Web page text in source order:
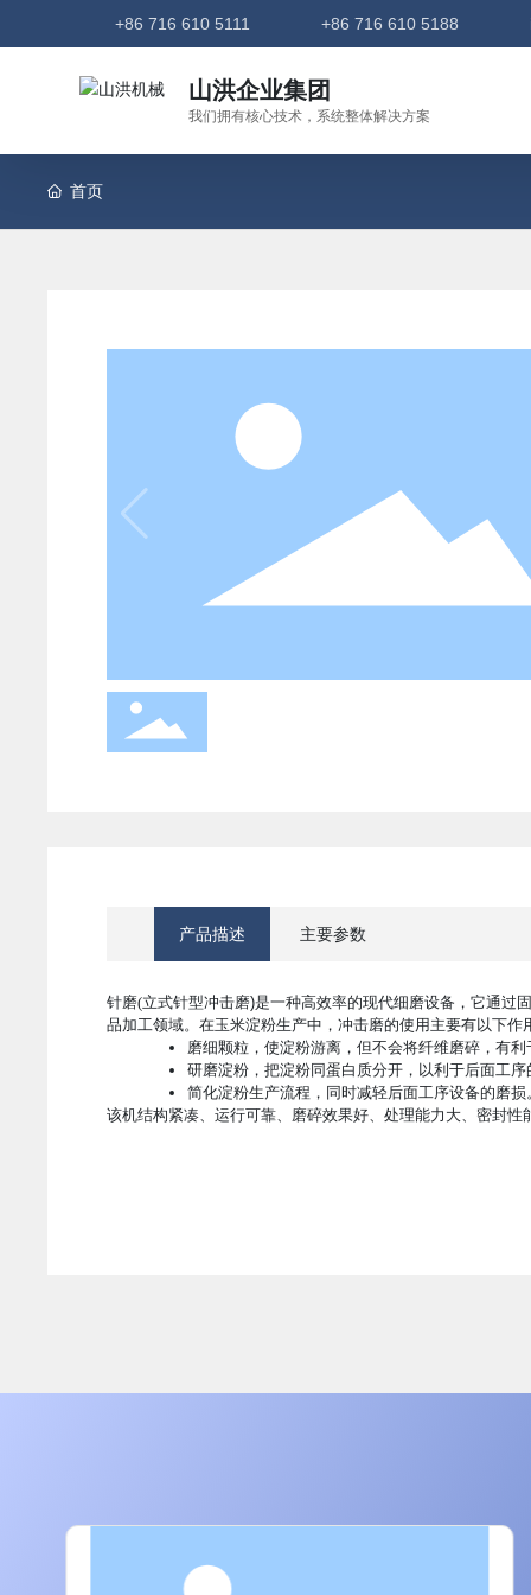
+86 716 610 5111 +86 716 610 5188
山洪企业集团
我们拥有核心技术，系统整体解决方案
首页
产品描述 主要参数
针磨(立式针型冲击磨)是一种高效率的现代细磨设备，它通过
品加工领域。在玉米淀粉生产中，冲击磨的使用主要有以下作
磨细颗粒，使淀粉游离，但不会将纤维磨碎，有
研磨淀粉，把淀粉同蛋白质分开，以利于后面工
简化淀粉生产流程，同时减轻后面工序设备的磨损
该机结构紧凑、运行可靠、磨碎效果好、处理能力大、密封性